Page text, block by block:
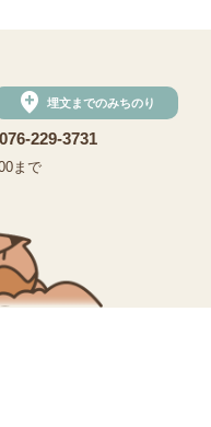
add_location 埋文までのみちのり
229-3731
まで